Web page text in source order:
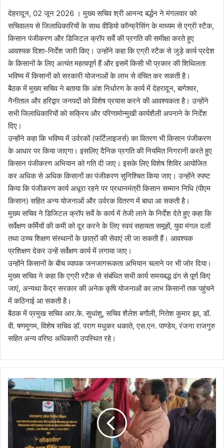
देहरादून, 02 जून 2026 । मुख्य सचिव श्री आनन्द बर्द्धन ने मंगलवार को
सचिवालय से जिलाधिकारियों के साथ वीडियो कॉन्फ्रेंसिंग के माध्यम से एग्री स्टैक,
किसान पंजीकरण और डिजिटल क्रॉप सर्वे की प्रगति की समीक्षा करते हुए
आवश्यक दिशा-निर्देश जारी किए। उन्होंने कहा कि एग्री स्टैक से जुड़े कार्य प्रदेश
के किसानों के लिए अत्यंत महत्वपूर्ण हैं और इसमें किसी भी प्रकार की शिथिलता
भविष्य में किसानों को सरकारी योजनाओं के लाभ से वंचित कर सकती है।
बैठक में मुख्य सचिव ने बताया कि अंश निर्धारण के कार्य में देहरादून, बागेश्वर,
नैनीताल और हरिद्वार जनपदों को विशेष प्रयास करने की आवश्यकता है। उन्होंने
सभी जिलाधिकारियों को सक्रिय और परिणामोन्मुखी कार्यशैली अपनाने के निर्देश
दिए।
उन्होंने कहा कि भविष्य में उर्वरकों (फर्टिलाइजर्स) का वितरण भी किसान पंजीकरण
के आधार पर किया जाएगा। इसलिए दैनिक प्रगति की नियमित निगरानी करते हुए
किसान पंजीकरण अभियान को गति दी जाए। इसके लिए विशेष शिविर आयोजित
कर अधिक से अधिक किसानों का पंजीकरण सुनिश्चित किया जाए। उन्होंने स्पष्ट
किया कि पंजीकरण कार्य अधूरा रहने पर प्रधानमंत्री किसान सम्मान निधि (पीएम
किसान) सहित अन्य योजनाओं और उर्वरक वितरण में बाधा आ सकती है।
मुख्य सचिव ने डिजिटल क्रॉप सर्वे के कार्य में तेजी लाने के निर्देश देते हुए कहा कि
सर्वेक्षण कर्मियों की कमी को दूर करने के लिए स्वयं सहायता समूहों, युवा मंगल दलों
तथा उच्च शिक्षण संस्थानों के छात्रों की सेवाएं ली जा सकती हैं। आवश्यक
प्रशिक्षण देकर उन्हें सर्वेक्षण कार्य में लगाया जाए।
उन्होंने किसानों के बीच व्यापक जनजागरूकता अभियान चलाने पर भी जोर दिया।
मुख्य सचिव ने कहा कि एग्री स्टैक से संबंधित सभी कार्य समयबद्ध ढंग से पूर्ण किए
जाएं, अन्यथा केंद्र सरकार की अनेक कृषि योजनाओं का लाभ किसानों तक पहुंचने
में कठिनाई आ सकती है।
बैठक में प्रमुख सचिव आर.के. सुधांशु, सचिव शैलेश बगौली, नितेश कुमार झा, डॉ.
वी. षणमुगम, विशेष सचिव डॉ. पराग मधुकर धकाते, एस.एन. पाण्डेय, रंजना राजगुरु
सहित अन्य वरिष्ठ अधिकारी उपस्थित रहे।
कै
बि
ने